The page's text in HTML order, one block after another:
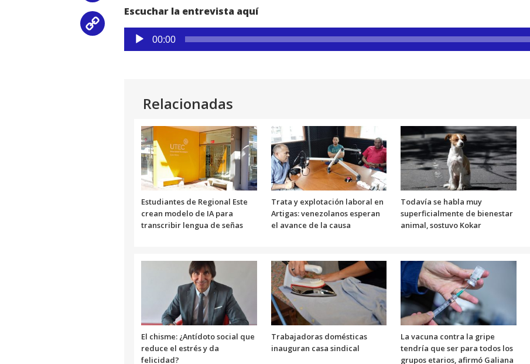
Copy
Link
Escuchar la entrevista aquí
Reproductor
de
00:00
Relacionadas
Estudiantes de Regional Este
crean modelo de IA para
transcribir lengua de señas
Trata y explotación laboral en
Artigas: venezolanos esperan
el avance de la causa
Todavía se habla muy
superficialmente de bienestar
animal, sostuvo Kokar
El chisme: ¿Antídoto social que
reduce el estrés y da
felicidad?
Trabajadoras domésticas
inauguran casa sindical
La vacuna contra la gripe
tendría que ser para todos los
grupos etarios, afirmó Galiana